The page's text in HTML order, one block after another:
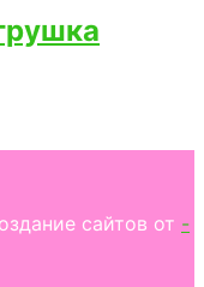
сайтов от -